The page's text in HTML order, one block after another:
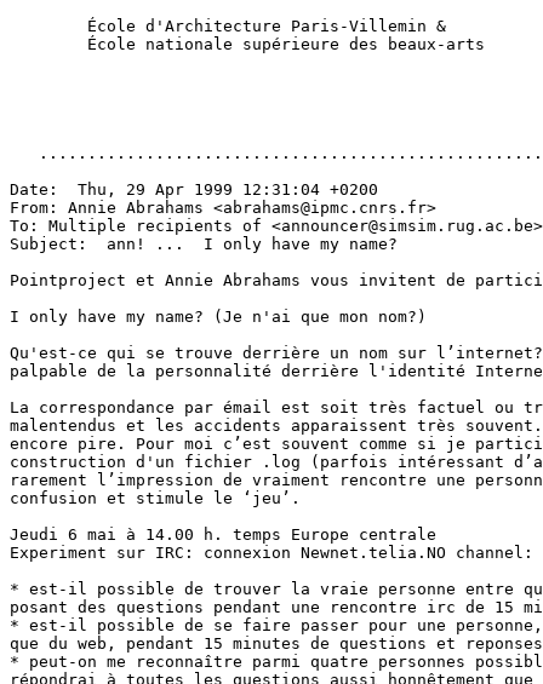
        École d'Architecture Paris-Villemin &
        École nationale supérieure des beaux-arts
Date:  Thu, 29 Apr 1999 12:31:04 +0200
From: Annie Abrahams <abrahams@ipmc.cnrs.fr>
To: Multiple recipients of <announcer@simsim.rug.ac.be>
Subject:  ann! ...  I only have my name?
Pointproject et Annie Abrahams vous invitent de
I only have my name? (Je n'ai que mon nom?)
Qu'est-ce qui se trouve derrière un nom sur
palpable de la personnalité derrière l'identité
La correspondance par émail est soit très factuel ou
malentendus et les accidents apparaissent très
encore pire. Pour moi c’est souvent comme si je
construction d'un fichier .log (parfois intéressant
rarement l’impression de vraiment rencontre une
confusion et stimule le ‘jeu’.
Jeudi 6 mai à 14.00 h. temps Europe centrale
Experiment sur IRC: connexion Newnet.telia.NO
* est-il possible de trouver la vraie personne entre
posant des questions pendant une rencontre irc de 15
* est-il possible de se faire passer pour une personne,
que du web, pendant 15 minutes de questions et
* peut-on me reconnaître parmi quatre personnes
répondrai à toutes les questions aussi honnêtement